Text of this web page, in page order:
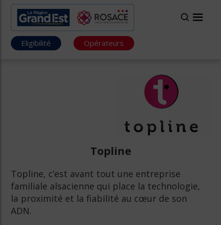
Eligibilité Opérateurs
Topline
Topline, c’est avant tout une entreprise
familiale alsacienne qui place la technologie,
la proximité et la fiabilité au cœur de son
ADN.